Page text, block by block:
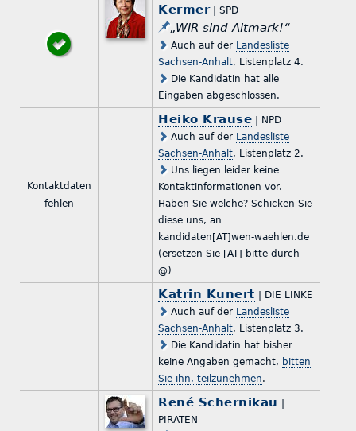
Kermer| SPD
„WIR sind Altmark!“
Auch auf der Landesliste
Sachsen-Anhalt, Listenplatz 4.
Die Kandidatin hat alle
Eingaben abgeschlossen.
Kontaktdaten
fehlen
Heiko Krause | NPD
Auch auf der Landesliste
Sachsen-Anhalt, Listenplatz 2.
Uns liegen leider keine
Kontaktinformationen vor.
Haben Sie welche? Schicken Sie
diese uns, an
kandidaten[AT]wen-waehlen.de
(ersetzen Sie [AT] bitte durch
@)
Katrin Kunert | DIE LINKE
Auch auf der Landesliste
Sachsen-Anhalt, Listenplatz 3.
Die Kandidatin hat bisher
keine Angaben gemacht, bitten
Sie ihn, teilzunehmen.
René Schernikau |
PIRATEN